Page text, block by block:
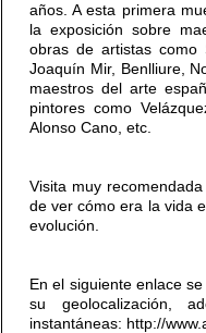
años. A esta primera
la exposición sobre
obras de artistas como
Joaquín Mir, Benlliure,
maestros del arte
pintores como
Alonso Cano, etc.
Visita muy
de ver cómo era la vida
evolución.
En el siguiente enlace
su geolocalización,
instantáneas: http://